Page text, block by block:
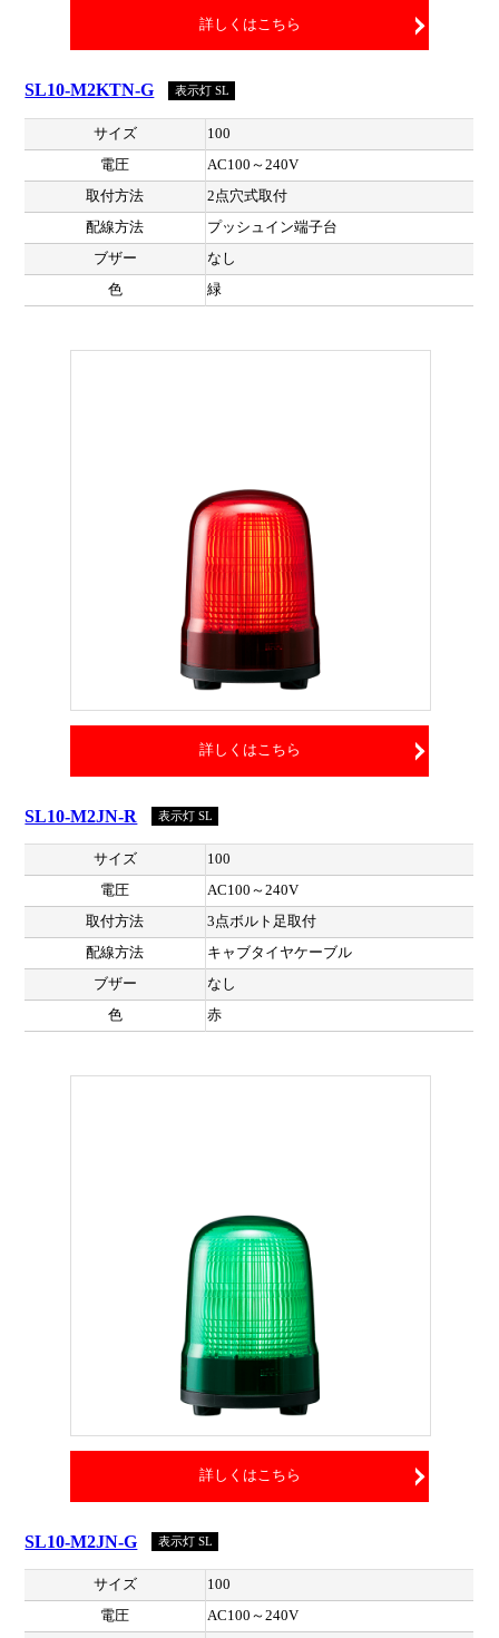
詳しくはこちら
SL10-M2KTN-G 表示灯 SL
サイズ
100
電圧
AC100～240V
取付方法
2点穴式取付
配線方法
プッシュイン端子台
ブザー
なし
色
緑
詳しくはこちら
SL10-M2JN-R 表示灯 SL
サイズ
100
電圧
AC100～240V
取付方法
3点ボルト足取付
配線方法
キャブタイヤケーブル
ブザー
なし
色
赤
詳しくはこちら
SL10-M2JN-G 表示灯 SL
サイズ
100
電圧
AC100～240V